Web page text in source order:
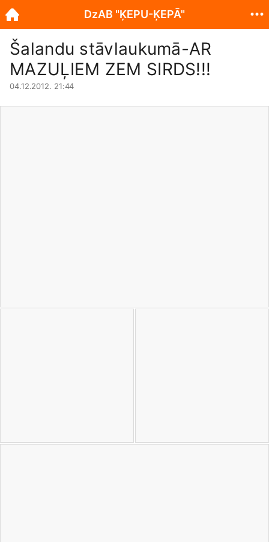
Šalandu stāvlaukumā-AR
MAZUĻIEM ZEM SIRDS!!!
04.12.2012. 21:44
DzAB "ĶEPU-ĶEPĀ"